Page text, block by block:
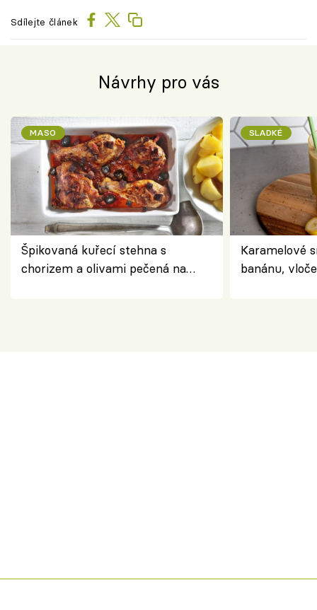
Sdílejte článek
Návrhy pro vás
MASO
Špikovaná kuřecí stehna s
chorizem a olivami pečená na
SLADKÉ
Karamelové
banánu,